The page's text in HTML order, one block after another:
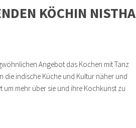
KÖCHIN NISTHA
Angebot das Kochen mit Tanz
die indische Küche und Kultur näher und
um mehr über sie und ihre Kochkunst zu